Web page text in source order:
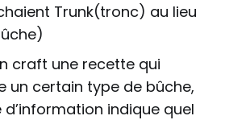
Trunk(tronc) au lieu
craft une recette qui
un certain type de bûche,
d’information indique quel